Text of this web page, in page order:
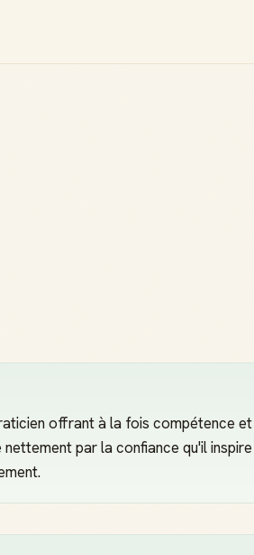
offrant à la fois compétence et
par la confiance qu'il inspire